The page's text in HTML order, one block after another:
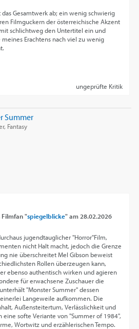
Gesamtwerk ab; ein wenig schwierig
Filmguckern der österreichische Akzent
schlichtweg den Untertitel ein und
Erachtens nach viel zu wenig
ungeprüfte Kritik
Summer
Fantasy
Filmfan "spiegelblicke"am 28.02.2026
jugendtauglicher "Horror"Film,
nicht Halt macht, jedoch die Grenze
nie überschreitet Mel Gibson beweist
Rollen überzeugen kann,
ebenso authentisch wirken und agieren
für erwachsene Zuschauer die
"Monster Summer" dessen
Langeweile aufkommen. Die
Außensteitertum, Verlässlichkeit und
eine softe Veriante von "Summer of 1984",
Wortwitz und erzählerischen Tempo.